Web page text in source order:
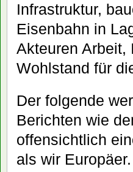
Infrastruktur,
Eisenbahn in
Akteuren Arbeit,
Wohlstand für
Der folgende
Berichten wie
offensichtlich
als wir